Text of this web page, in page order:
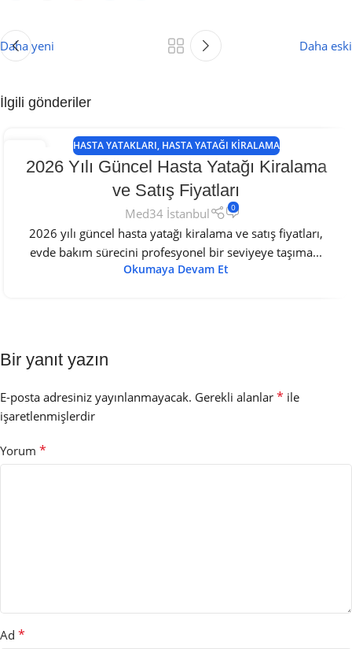
Daha yeni Daha eski
İlgili gönderiler
MAY
HASTA YATAKLARI, HASTA YATAĞI KIRALAMA
2026 Yılı Güncel Hasta Yatağı Kiralama
ve Satış Fiyatları
Med34 İstanbul 0
2026 yılı güncel hasta yatağı kiralama ve satış fiyatları,
evde bakım sürecini profesyonel bir seviyeye taşıma...
Okumaya Devam Et
Bir yanıt yazın
E-posta adresiniz yayınlanmayacak. Gerekli alanlar * ile
işaretlenmişlerdir
Yorum *
Ad *